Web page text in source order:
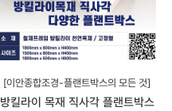
[이안종합조경-플랜트박스의 모든 것]
방킬라이 목재 직사각 플랜트박스